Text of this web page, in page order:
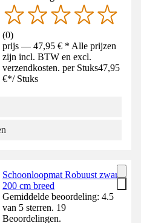
(0)
prijs — 47,95 € * Alle prijzen
zijn incl. BTW en excl.
verzendkosten. per Stuks47,95
€*/ Stuks
Schoonloopmat Robuust zwart
200 cm breed
Gemiddelde beoordeling: 4.5
van 5 sterren. 19
Beoordelingen.